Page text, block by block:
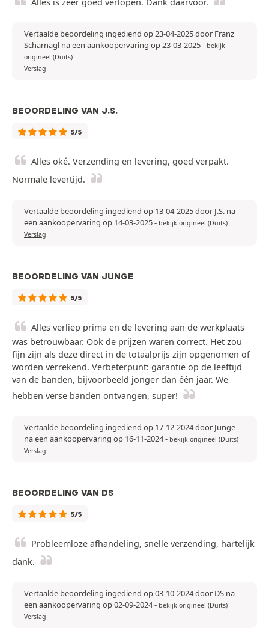
Vertaalde beoordeling ingediend op 23-04-2025 door Franz
Scharnagl na een aankoopervaring op 23-03-2025- bekijk
origineel (Duits)
Verslag
BEOORDELING VAN J.S.
5/5
Alles oké. Verzending en levering, goed verpakt.
Normale levertijd.
Vertaalde beoordeling ingediend op 13-04-2025 door J.S. na
een aankoopervaring op 14-03-2025- bekijk origineel (Duits)
Verslag
BEOORDELING VAN JUNGE
5/5
Alles verliep prima en de levering aan de werkplaats
was betrouwbaar. Ook de prijzen waren correct. Het zou
fijn zijn als deze direct in de totaalprijs zijn opgenomen of
worden verrekend. Verbeterpunt: garantie op de leeftijd
van de banden, bijvoorbeeld jonger dan één jaar. We
hebben verse banden ontvangen, super!
Vertaalde beoordeling ingediend op 17-12-2024 door Junge
na een aankoopervaring op 16-11-2024- bekijk origineel (Duits)
Verslag
BEOORDELING VAN DS
5/5
Probleemloze afhandeling, snelle verzending, hartelijk
dank.
Vertaalde beoordeling ingediend op 03-10-2024 door DS na
een aankoopervaring op 02-09-2024- bekijk origineel (Duits)
Verslag